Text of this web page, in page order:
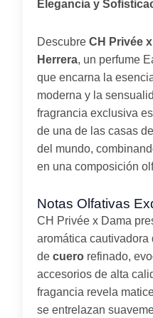
Elegancia y
Descubre CH Privée
Herrera, un perfume
que encarna la
moderna y la
fragrancia exclusiva
de una de las casas
del mundo,
en una composición
Notas Olfativas
CH Privée x Dama
aromática
de cuero refinado,
accesorios de alta
fragancia revela
se entrelazan